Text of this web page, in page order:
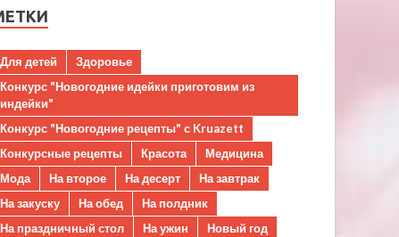
Для детей
Здоровье
Конкурс "Новогодние идейки приготовим из
индейки"
Конкурс "Новогодние рецепты" с Kruazett
Конкурсные рецепты
Красота
Медицина
Мода
На второе На десерт
На завтрак
На закуску
На обед
На полдник
На праздничный стол
На ужин
Новый год